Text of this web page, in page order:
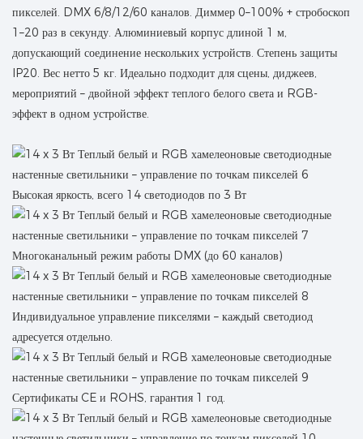
пикселей. DMX 6/8/12/60 каналов. Диммер 0–100% + стробоскоп
1–20 раз в секунду. Алюминиевый корпус длиной 1 м,
допускающий соединение нескольких устройств. Степень защиты
IP20. Вес нетто 5 кг. Идеально подходит для сцены, диджеев,
мероприятий – двойной эффект теплого белого света и RGB-
эффект в одном устройстве.
Высокая яркость, всего 14 светодиодов по 3 Вт
Многоканальный режим работы DMX (до 60 каналов)
Индивидуальное управление пикселями – каждый светодиод
адресуется отдельно.
Сертификаты CE и ROHS, гарантия 1 год.